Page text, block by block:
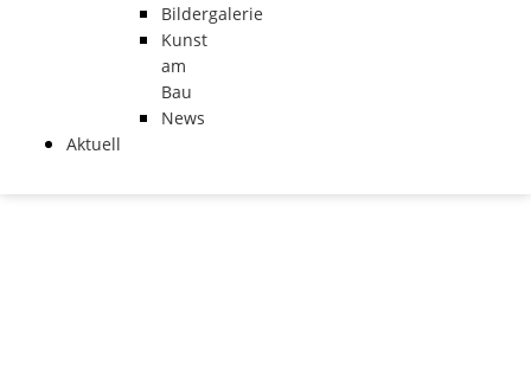
Bildergalerie
Kunst
am
Bau
News
Aktuell